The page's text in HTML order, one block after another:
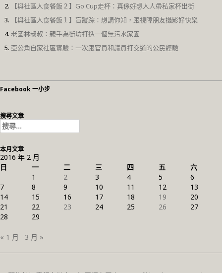
【與社區人食餐飯２】Go Cup走杯：真係好想人人帶私家杯出街
【與社區人食餐飯１】盲蹤踪：想講你知，跟視障朋友攝影好快樂
老圍林叔叔：親手為街坊打造一個無污水家園
亞公角自家社區實驗：一次跟官員和議員打交道的公民經驗
Facebook 一小步
搜尋文章
搜
尋
關
鍵
字:
本月文章
2016 年 2 月
日
一 二 三 四 五
六
1
2 3 4 5
6
7
8 9 10 11 12
13
14
15 16 17 18 19
20
21
22 23 24 25 26
27
28
29
« 1 月 3 月 »